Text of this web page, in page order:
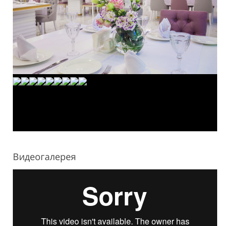
Видеогалерея